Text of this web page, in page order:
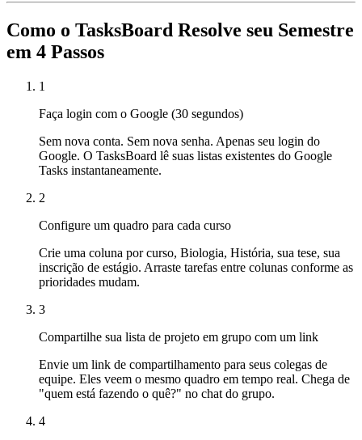
Como o TasksBoard Resolve seu Semestre
em 4 Passos
1
Faça login com o Google (30 segundos)
Sem nova conta. Sem nova senha. Apenas seu login do
Google. O TasksBoard lê suas listas existentes do Google
Tasks instantaneamente.
2
Configure um quadro para cada curso
Crie uma coluna por curso, Biologia, História, sua tese, sua
inscrição de estágio. Arraste tarefas entre colunas conforme as
prioridades mudam.
3
Compartilhe sua lista de projeto em grupo com um link
Envie um link de compartilhamento para seus colegas de
equipe. Eles veem o mesmo quadro em tempo real. Chega de
"quem está fazendo o quê?" no chat do grupo.
4